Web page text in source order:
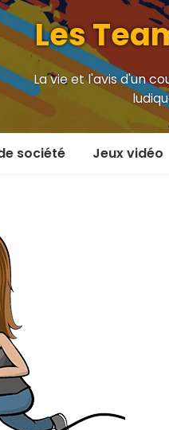
Les
La vie et l'avis d'un
société
et plus
Jeux vidéo